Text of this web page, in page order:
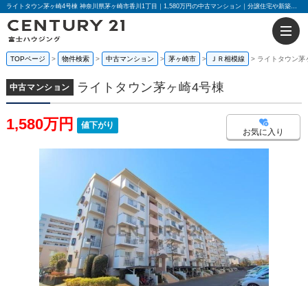
ライトタウン茅ヶ崎4号棟 神奈川県茅ヶ崎市香川1丁目｜1,580万円の中古マンション｜分譲住宅や新築物件｜センチュリー21富士ハウジング
TOPページ 物件検索 中古マンション 茅ヶ崎市 ＪＲ相模線 ライトタウン茅
中古マンション ライトタウン茅ヶ崎4号棟
1,580万円 値下がり
お気に入り